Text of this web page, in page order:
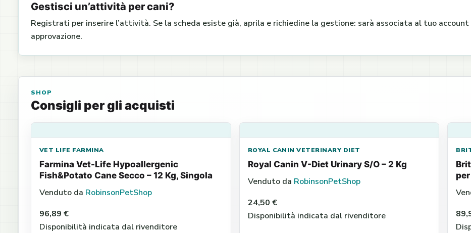
Gestisci un’attività per cani?
Registrati per inserire l’attività. Se la scheda esiste già, aprila e richiedine la gestione: sarà associata al tuo account
approvazione.
SHOP
Consigli per gli acquisti
VET LIFE FARMINA
Farmina Vet-Life Hypoallergenic
Fish&Potato Cane Secco – 12 Kg, Singola
Venduto da RobinsonPetShop
96,89 €
Disponibilità indicata dal rivenditore
ROYAL CANIN VETERINARY DIET
Royal Canin V-Diet Urinary S/O – 2 Kg
Venduto da RobinsonPetShop
24,50 €
Disponibilità indicata dal rivenditore
per